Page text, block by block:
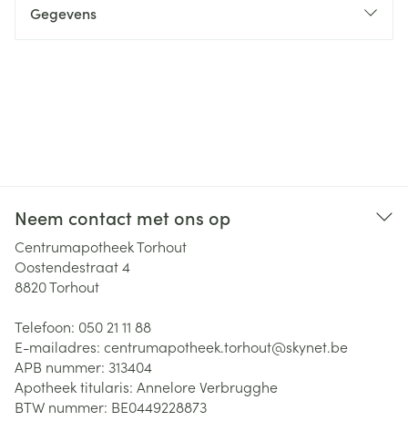
Gegevens
Neem contact met ons op
Centrumapotheek Torhout
Oostendestraat 4
8820Torhout
Telefoon: 050 21 11 88
E-mailadres: centrumapotheek.torhout@skynet.be
APB nummer: 313404
Apotheek titularis: Annelore Verbrugghe
BTW nummer: BE0449228873